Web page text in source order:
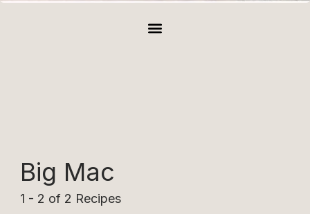
Big Mac
1 - 2 of 2 Recipes